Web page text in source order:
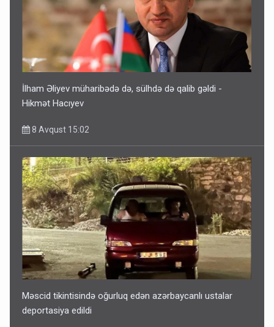
İlham Əliyev müharibədə də, sülhdə də qalib gəldi -
Hikmət Hacıyev
8 Avqust 15:02
Məscid tikintisində oğurluq edən azərbaycanlı ustalar
deportasiya edildi